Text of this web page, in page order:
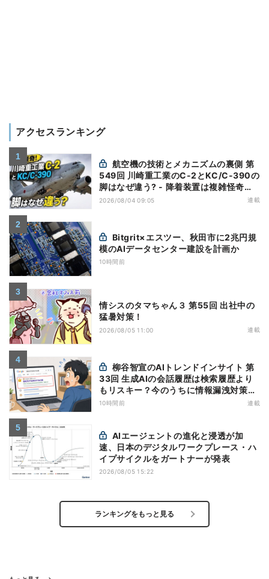
アクセスランキング
549回 川崎重工業のC-2とKC/C-390の
脚はなぜ違う? - 降着装置は複雑怪奇
(5)|軍用輸送機(10)
2026/08/04 09:05 連載
模のAIデータセンター建設を計画か
10時間前
情シスのタマちゃん３ 第55回 出社中の
猛暑対策！
2026/08/05 11:00 連載
33回 生成AIの会話履歴は検索履歴より
もリスキー？今のうちに情報漏洩対策を
万全にしておこう
10時間前 連載
速、日本のデジタルワークプレース・ハ
イプサイクルをガートナーが発表
2026/08/05 15:22
ランキングをもっと見る